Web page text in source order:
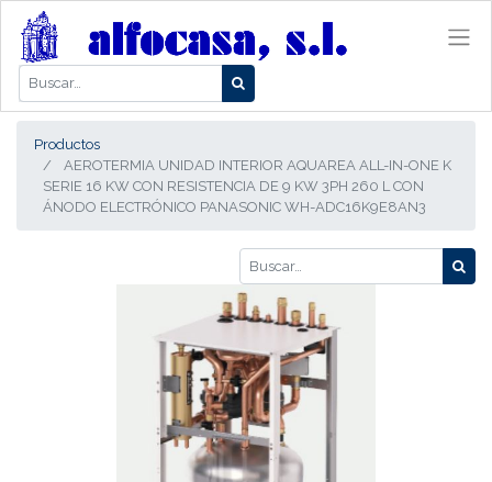
Productos
AEROTERMIA UNIDAD INTERIOR AQUAREA ALL-IN-ONE K
SERIE 16 KW CON RESISTENCIA DE 9 KW 3PH 260 L CON
ÁNODO ELECTRÓNICO PANASONIC WH-ADC16K9E8AN3